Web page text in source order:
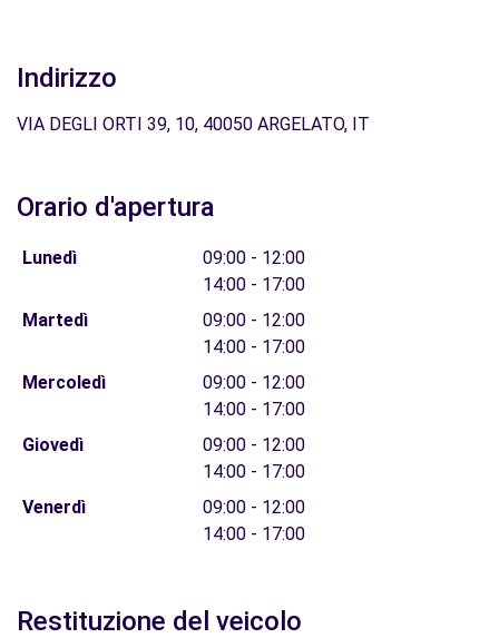
Indirizzo
VIA DEGLI ORTI 39, 10, 40050 ARGELATO, IT
Orario d'apertura
Lunedì
09:00 - 12:00
14:00 - 17:00
Martedì
09:00 - 12:00
14:00 - 17:00
Mercoledì
09:00 - 12:00
14:00 - 17:00
Giovedì
09:00 - 12:00
14:00 - 17:00
Venerdì
09:00 - 12:00
14:00 - 17:00
Restituzione del veicolo